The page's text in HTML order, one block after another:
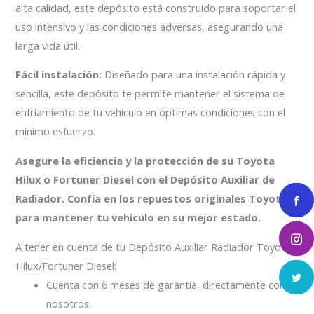
alta calidad, este depósito está construido para soportar el
uso intensivo y las condiciones adversas, asegurando una
larga vida útil.
Fácil instalación: Diseñado para una instalación rápida y
sencilla, este depósito te permite mantener el sistema de
enfriamiento de tu vehículo en óptimas condiciones con el
mínimo esfuerzo.
Asegure la eficiencia y la protección de su Toyota
Hilux o Fortuner Diesel con el Depósito Auxiliar de
Radiador. Confía en los repuestos originales Toyota
para mantener tu vehículo en su mejor estado.
A tener en cuenta de tu Depósito Auxiliar Radiador Toyota
Hilux/Fortuner Diesel:
Cuenta con 6 meses de garantía, directamente con
nosotros.